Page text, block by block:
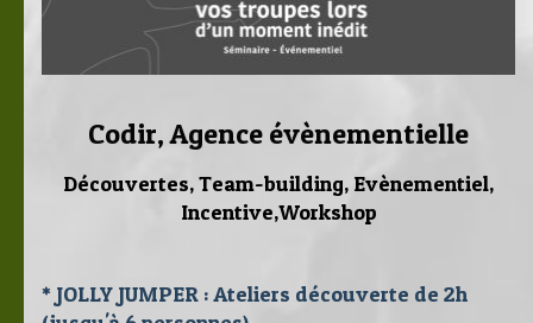
Codir, Agence évènementielle
Découvertes, Team-building, Evènementiel,
Incentive,Workshop
* JOLLY JUMPER : Ateliers découverte de 2h